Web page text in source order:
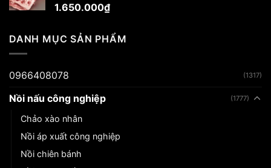
1.650.000₫
DANH MỤC SẢN PHẨM
0966408078 (1317)
Nồi nấu công nghiệp (1777)
Chảo xào nhân
Nồi áp xuất công nghiệp
Nồi chiên bánh